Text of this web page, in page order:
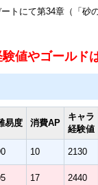
トにて第34章（「砂
値やゴールド
易度 消費AP
キャラ
経験値
10 2130
17 2440